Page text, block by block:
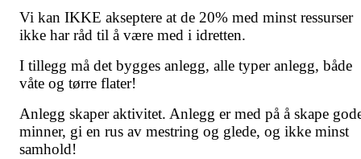
Vi kan IKKE akseptere at de 20% med minst ressurser
ikke har råd til å være med i idretten.
I tillegg må det bygges anlegg, alle typer anlegg, både
våte og tørre flater!
Anlegg skaper aktivitet. Anlegg er med på å skape
minner, gi en rus av mestring og glede, og ikke minst
samhold!